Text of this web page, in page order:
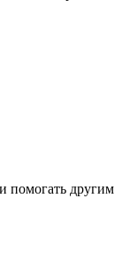
помогать другим